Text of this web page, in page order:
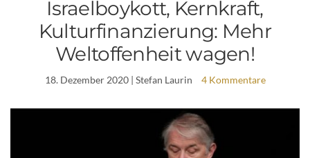
Israelboykott, Kernkraft,
Kulturfinanzierung: Mehr
Weltoffenheit wagen!
18. Dezember 2020| Stefan Laurin 4 Kommentare